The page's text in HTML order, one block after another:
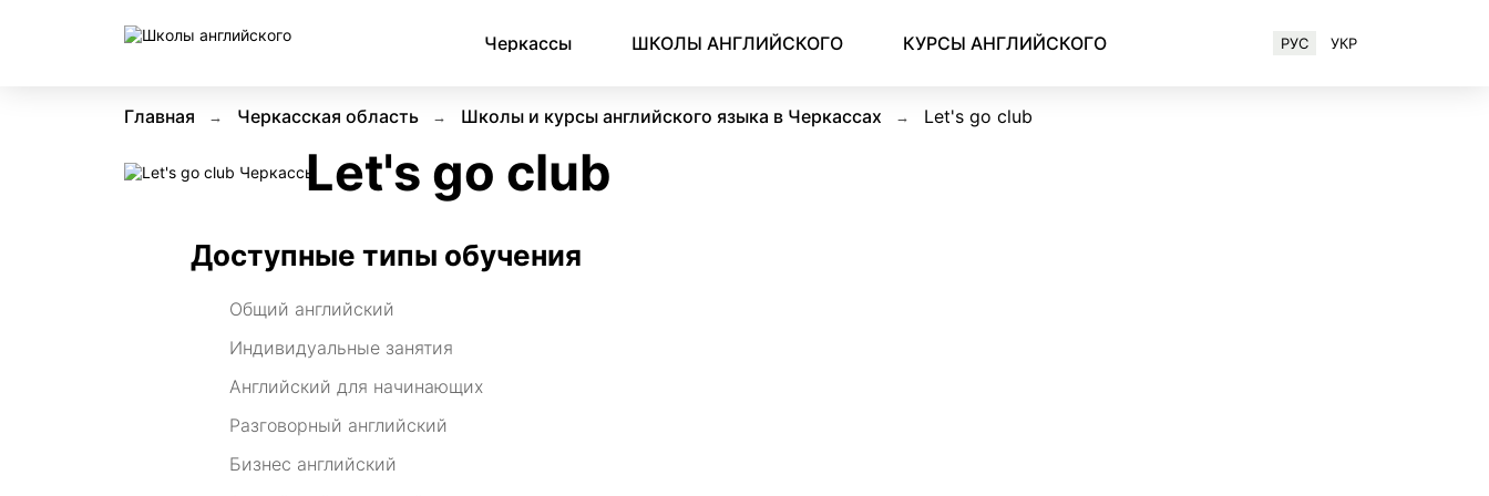
РУС УКР
Черкассы ШКОЛЫ АНГЛИЙСКОГО КУРСЫ АНГЛИЙСКОГО
Главная Черкасская область Школы и курсы английского языка в Черкассах Let's go club
Let's go club
Доступные типы обучения
Общий английский
Индивидуальные занятия
Английский для начинающих
Разговорный английский
Бизнес английский